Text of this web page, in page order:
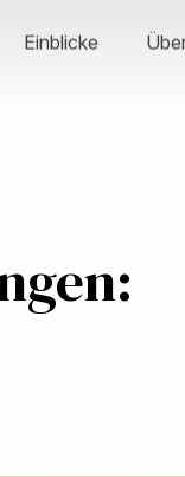
Einblicke Über